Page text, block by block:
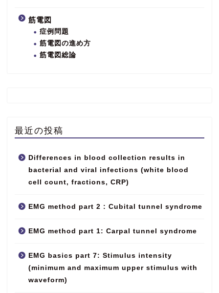
筋電図
症例問題
筋電図の進め方
筋電図総論
最近の投稿
Differences in blood collection results in
bacterial and viral infections (white blood
cell count, fractions, CRP)
EMG method part 2 : Cubital tunnel syndrome
EMG method part 1: Carpal tunnel syndrome
EMG basics part 7: Stimulus intensity
(minimum and maximum upper stimulus with
waveform)